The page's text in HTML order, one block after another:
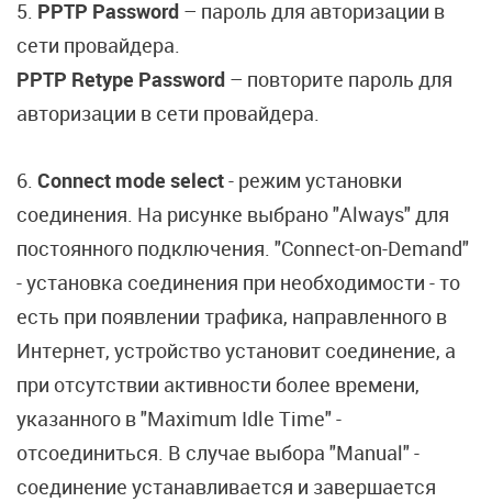
5. PPTP Password – пароль для авторизации в
сети провайдера.
PPTP Retype Password – повторите пароль для
авторизации в сети провайдера.
6. Connect mode select- режим установки
соединения. На рисунке выбрано "Always" для
постоянного подключения. "Connect-on-Demand"
- установка соединения при необходимости - то
есть при появлении трафика, направленного в
Интернет, устройство установит соединение, а
при отсутствии активности более времени,
указанного в "Maximum Idle Time" -
отсоединиться. В случае выбора "Manual" -
соединение устанавливается и завершается